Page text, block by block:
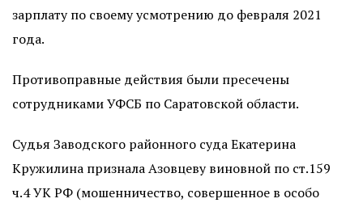
зарплату по своему усмотрению до февраля 2021
года.
Противоправные действия были пресечены
сотрудниками УФСБ по Саратовской области.
Судья Заводского районного суда Екатерина
Кружилина признала Азовцеву виновной по ст.159
ч.4 УК РФ (мошенничество, совершенное в особо